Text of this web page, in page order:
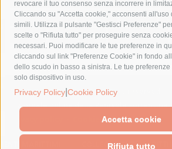
revocare il tuo consenso senza incorrere in
Cliccando su "Accetta cookie," acconsenti all'uso
simili. Utilizza il pulsante "Gestisci Preferenze"
scelte o "Rifiuta tutto" per proseguire senza
necessari. Puoi modificare le tue preferenze in
cliccando sul link "Preferenze Cookie" in fondo
dello scudo in basso a sinistra. Le tue
solo dispositivo in uso.
Privacy Policy Cookie Policy
Accetta cookie
Rifiuta tutto
sindaco cuomo
sorrento studenti
turismo
Vico Equense villa fiorentino
© 2015 SorrentoPress. All rights reserved.
Il giornale online della Penisola Sorrentina
Cookie Policy